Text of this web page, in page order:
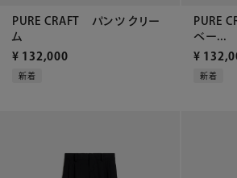
PURE CRAFT パンツ クリー
ム
¥ 132,000
新着
PURE
ベー...
¥
新着